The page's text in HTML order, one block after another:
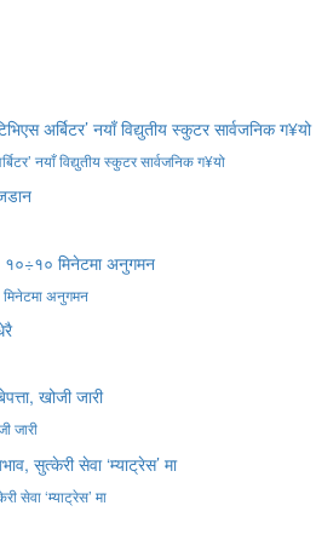
नयाँ विद्युतीय स्कुटर सार्वजनिक ग¥यो
मिनेटमा अनुगमन
जारी
सेवा ‘म्याट्रेस’ मा